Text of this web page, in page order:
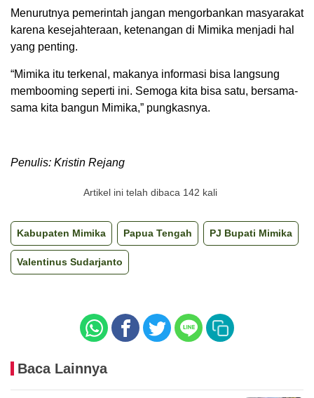
Menurutnya pemerintah jangan mengorbankan masyarakat
karena kesejahteraan, ketenangan di Mimika menjadi hal
yang penting.
“Mimika itu terkenal, makanya informasi bisa langsung
membooming seperti ini. Semoga kita bisa satu, bersama-
sama kita bangun Mimika,” pungkasnya.
Penulis: Kristin Rejang
Artikel ini telah dibaca 142 kali
Kabupaten Mimika Papua Tengah PJ Bupati Mimika
Valentinus Sudarjanto
Baca Lainnya